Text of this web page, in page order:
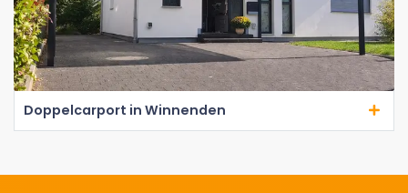
Doppelcarport in Winnenden